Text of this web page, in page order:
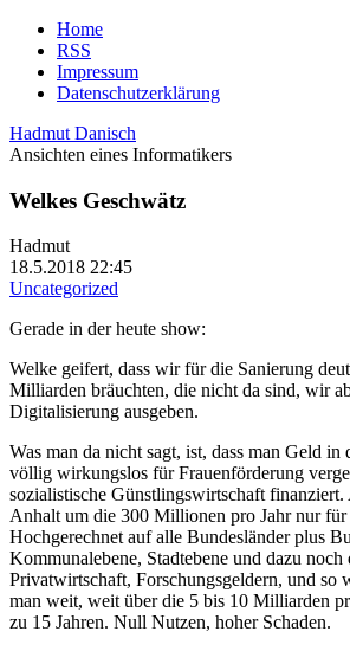
Home
RSS
Impressum
Datenschutzerklärung
Hadmut Danisch
Ansichten eines Informatikers
Welkes Geschwätz
Hadmut
18.5.2018 22:45
Uncategorized
Gerade in der heute show:
Welke geifert, dass wir für die Sanierung
Milliarden bräuchten, die nicht da sind, wir
Digitalisierung ausgeben.
Was man da nicht sagt, ist, dass man Geld in
völlig wirkungslos für Frauenförderung
sozialistische Günstlingswirtschaft
Anhalt um die 300 Millionen pro Jahr nur für
Hochgerechnet auf alle Bundesländer plus
Kommunalebene, Stadtebene und dazu noch
Privatwirtschaft, Forschungsgeldern, und so
man weit, weit über die 5 bis 10 Milliarden
zu 15 Jahren. Null Nutzen, hoher Schaden.